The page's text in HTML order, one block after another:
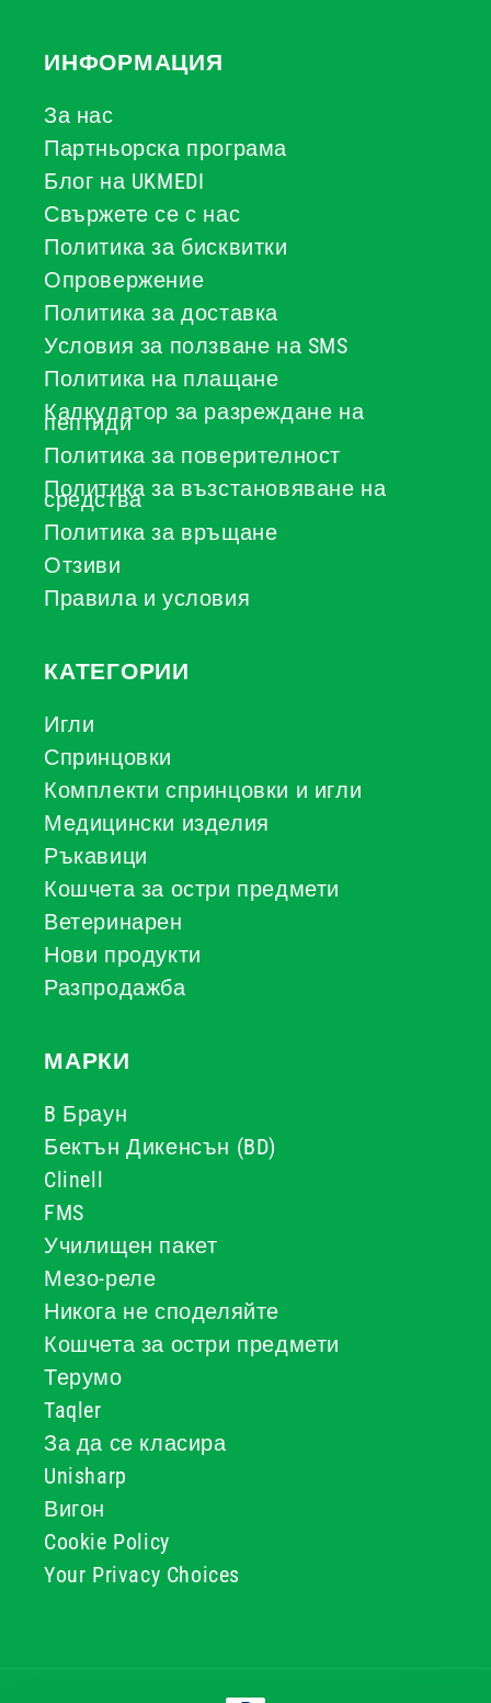
ИНФОРМАЦИЯ
За нас
Партньорска програма
Блог на UKMEDI
Свържете се с нас
Политика за бисквитки
Опровержение
Политика за доставка
Условия за ползване на SMS
Политика на плащане
Калкулатор за разреждане на
пептиди
Политика за поверителност
Политика за възстановяване на
средства
Политика за връщане
Отзиви
Правила и условия
КАТЕГОРИИ
Игли
Спринцовки
Комплекти спринцовки и игли
Медицински изделия
Ръкавици
Кошчета за остри предмети
Ветеринарен
Нови продукти
Разпродажба
МАРКИ
B Браун
Бектън Дикенсън (BD)
Clinell
FMS
Училищен пакет
Мезо-реле
Никога не споделяйте
Кошчета за остри предмети
Терумо
Taqler
За да се класира
Unisharp
Вигон
Cookie Policy
Your Privacy Choices
Начини